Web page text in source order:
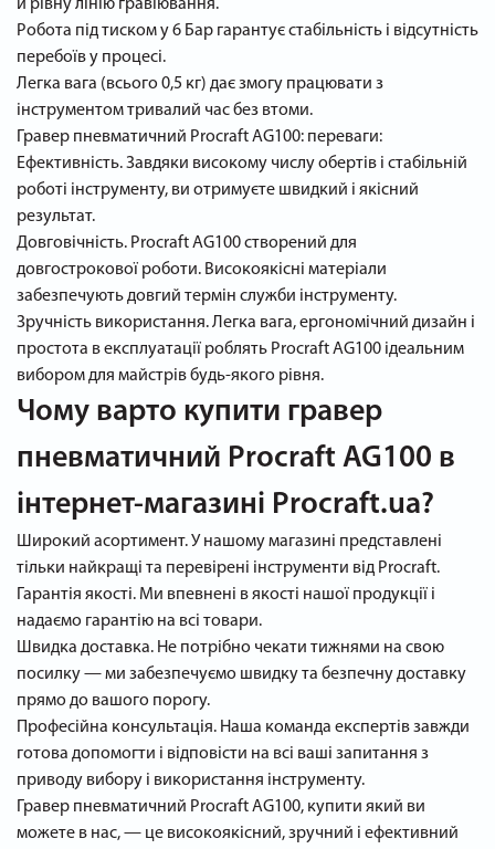
й рівну лінію гравіювання.
Робота під тиском у 6 Бар гарантує стабільність і відсутність
перебоїв у процесі.
Легка вага (всього 0,5 кг) дає змогу працювати з
інструментом тривалий час без втоми.
Гравер пневматичний Procraft AG100: переваги:
Ефективність. Завдяки високому числу обертів і стабільній
роботі інструменту, ви отримуєте швидкий і якісний
результат.
Довговічність. Procraft AG100 створений для
довгострокової роботи. Високоякісні матеріали
забезпечують довгий термін служби інструменту.
Зручність використання. Легка вага, ергономічний дизайн і
простота в експлуатації роблять Procraft AG100 ідеальним
вибором для майстрів будь-якого рівня.
Чому варто купити гравер
пневматичний Procraft AG100 в
інтернет-магазині Procraft.ua?
Широкий асортимент. У нашому магазині представлені
тільки найкращі та перевірені інструменти від Procraft.
Гарантія якості. Ми впевнені в якості нашої продукції і
надаємо гарантію на всі товари.
Швидка доставка. Не потрібно чекати тижнями на свою
посилку — ми забезпечуємо швидку та безпечну доставку
прямо до вашого порогу.
Професійна консультація. Наша команда експертів завжди
готова допомогти і відповісти на всі ваші запитання з
приводу вибору і використання інструменту.
Гравер пневматичний Procraft AG100, купити який ви
можете в нас, — це високоякісний, зручний і ефективний